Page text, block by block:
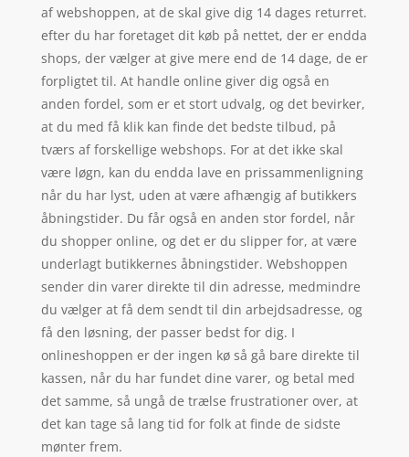
af webshoppen, at de skal give dig 14 dages returret.
efter du har foretaget dit køb på nettet, der er endda
shops, der vælger at give mere end de 14 dage, de er
forpligtet til. At handle online giver dig også en
anden fordel, som er et stort udvalg, og det bevirker,
at du med få klik kan finde det bedste tilbud, på
tværs af forskellige webshops. For at det ikke skal
være løgn, kan du endda lave en prissammenligning
når du har lyst, uden at være afhængig af butikkers
åbningstider. Du får også en anden stor fordel, når
du shopper online, og det er du slipper for, at være
underlagt butikkernes åbningstider. Webshoppen
sender din varer direkte til din adresse, medmindre
du vælger at få dem sendt til din arbejdsadresse, og
få den løsning, der passer bedst for dig. I
onlineshoppen er der ingen kø så gå bare direkte til
kassen, når du har fundet dine varer, og betal med
det samme, så ungå de trælse frustrationer over, at
det kan tage så lang tid for folk at finde de sidste
mønter frem.